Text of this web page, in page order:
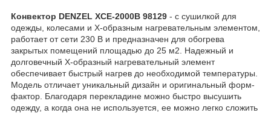
Конвектор DENZEL XCE-2000B 98129 - с сушилкой для
одежды, колесами и X-образным нагревательным элементом,
работает от сети 230 В и предназначен для обогрева
закрытых помещений площадью до 25 м2. Надежный и
долговечный X-образный нагревательный элемент
обеспечивает быстрый нагрев до необходимой температуры.
Модель отличает уникальный дизайн и оригинальный форм-
фактор. Благодаря перекладине можно быстро высушить
одежду, а когда она не используется, ее можно легко сложить